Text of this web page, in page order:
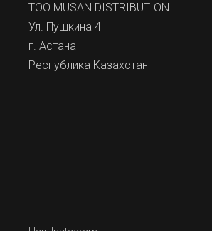
ТОО MUSAN DISTRIBUTION
Ул. Пушкина 4
г. Астана
Республика Казахстан